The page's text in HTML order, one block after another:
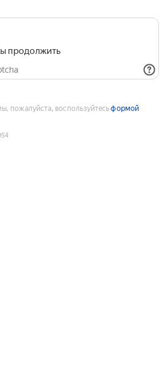
продолжить
пожалуйста, воспользуйтесьформой